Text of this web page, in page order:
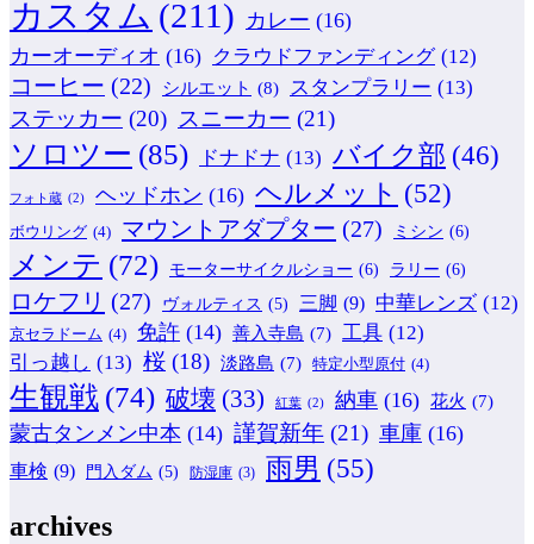
カスタム (211) カレー (16)
カーオーディオ (16) クラウドファンディング (12)
コーヒー (22) シルエット (8) スタンプラリー (13)
ステッカー (20) スニーカー (21)
ソロツー (85) ドナドナ (13) バイク部 (46)
フォト蔵 (2) ヘッドホン (16) ヘルメット (52)
ボウリング (4) マウントアダプター (27) ミシン (6)
メンテ (72) モーターサイクルショー (6) ラリー (6)
ロケフリ (27) ヴォルティス (5) 三脚 (9) 中華レンズ (12)
京セラドーム (4) 免許 (14) 善入寺島 (7) 工具 (12)
引っ越し (13) 桜 (18) 淡路島 (7) 特定小型原付 (4)
生観戦 (74) 破壊 (33) 紅葉 (2) 納車 (16) 花火 (7)
蒙古タンメン中本 (14) 謹賀新年 (21) 車庫 (16)
車検 (9) 門入ダム (5) 防湿庫 (3) 雨男 (55)
archives